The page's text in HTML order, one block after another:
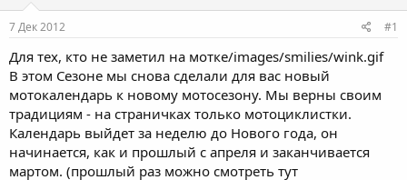
7 Дек 2012 #1
Для тех, кто не заметил на мотке/images/smilies/wink.gif
В этом Cезоне мы снова сделали для вас новый
мотокалендарь к новому мотосезону. Мы верны своим
традициям - на страничках только мотоциклистки.
Календарь выйдет за неделю до Нового года, он
начинается, как и прошлый с апреля и заканчивается
мартом. (прошлый раз можно смотреть тут